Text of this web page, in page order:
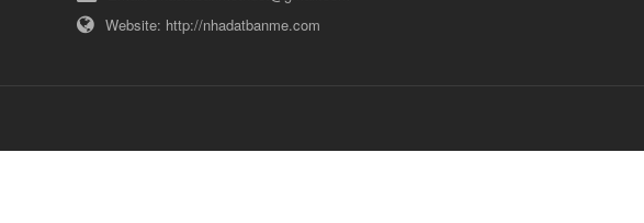
Website: http://nhadatbanme.com